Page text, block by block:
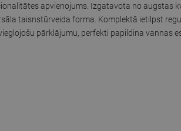
apvienojums. Izgatavota no augstas
taisnstūrveida forma. Komplektā ietilpst
pārklājumu, perfekti papildina vannas